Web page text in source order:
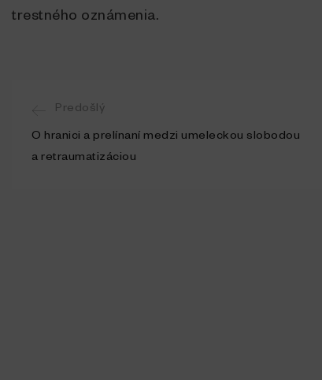
trestného oznámenia.
Predošlý
O hranici a prelínaní medzi umeleckou slobodou
a retraumatizáciou